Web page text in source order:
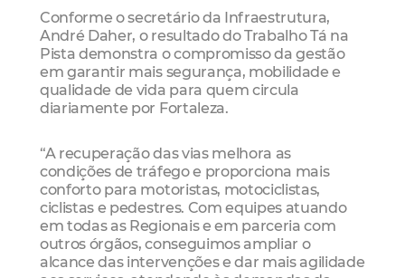
Conforme o secretário da Infraestrutura,
André Daher, o resultado do Trabalho Tá na
Pista demonstra o compromisso da gestão
em garantir mais segurança, mobilidade e
qualidade de vida para quem circula
diariamente por Fortaleza.
“A recuperação das vias melhora as
condições de tráfego e proporciona mais
conforto para motoristas, motociclistas,
ciclistas e pedestres. Com equipes atuando
em todas as Regionais e em parceria com
outros órgãos, conseguimos ampliar o
alcance das intervenções e dar mais agilidade